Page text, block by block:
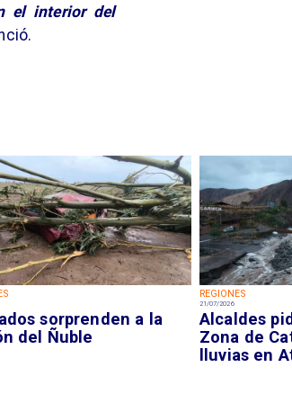
sorprenden a la
del Ñuble
REGIONES
21/07/2026
Alcaldes
Zona de
lluvias en
el interior del